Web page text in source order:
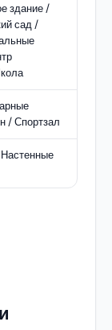
здание /
сад /
/ Спортзал